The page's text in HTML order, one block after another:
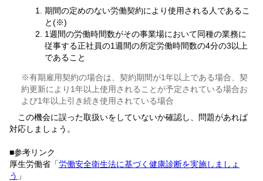
期間の定めのない労働契約により使用される人であるこ
と(※)
1週間の労働時間数がその事業場において同種の業務に
従事する正社員の1週間の所定労働時間数の4分の3以上
であること
※有期雇用契約の場合は、契約期間が1年以上である場合、契
約更新により1年以上使用されることが予定されている場合お
よび1年以上引き続き使用されている場合
この機会に誤った取扱いをしていないか確認し、問題があれば
対応しましょう。
■参考リンク
厚生労働省「労働安全衛生法に基づく健康診断を実施しましょ
う 」